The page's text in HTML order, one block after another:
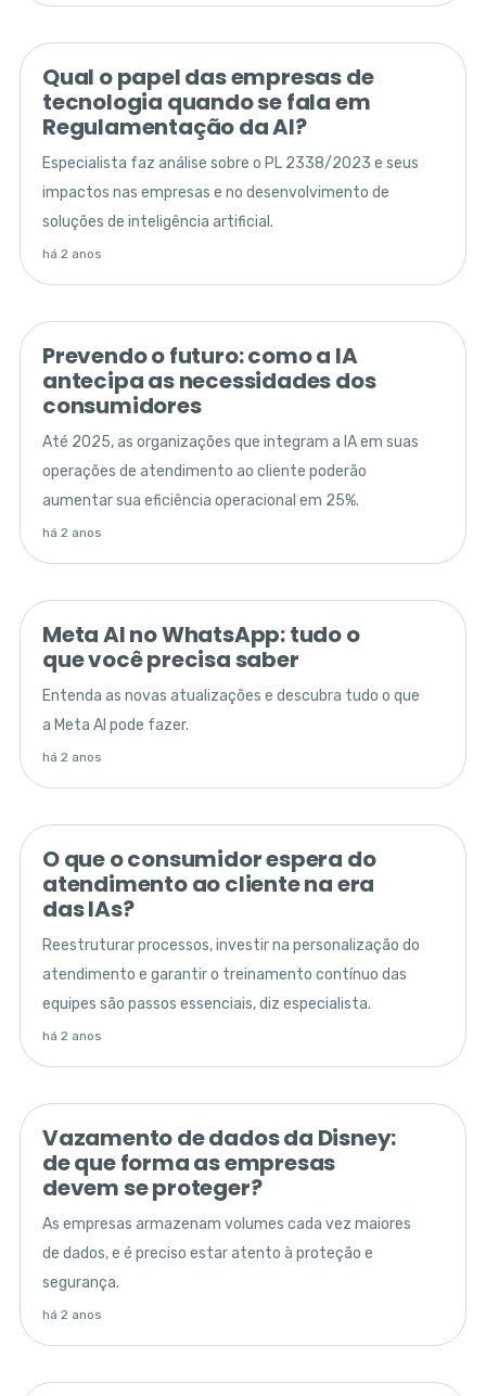
Qual o papel das empresas de
tecnologia quando se fala em
Regulamentação da AI?
Especialista faz análise sobre o PL 2338/2023 e seus
impactos nas empresas e no desenvolvimento de
soluções de inteligência artificial.
há 2 anos
Prevendo o futuro: como a IA
antecipa as necessidades dos
consumidores
Até 2025, as organizações que integram a IA em suas
operações de atendimento ao cliente poderão
aumentar sua eficiência operacional em 25%.
há 2 anos
Meta AI no WhatsApp: tudo o
que você precisa saber
Entenda as novas atualizações e descubra tudo o que
a Meta AI pode fazer.
há 2 anos
O que o consumidor espera do
atendimento ao cliente na era
das IAs?
Reestruturar processos, investir na personalização do
atendimento e garantir o treinamento contínuo das
equipes são passos essenciais, diz especialista.
há 2 anos
Vazamento de dados da Disney:
de que forma as empresas
devem se proteger?
As empresas armazenam volumes cada vez maiores
de dados, e é preciso estar atento à proteção e
segurança.
há 2 anos